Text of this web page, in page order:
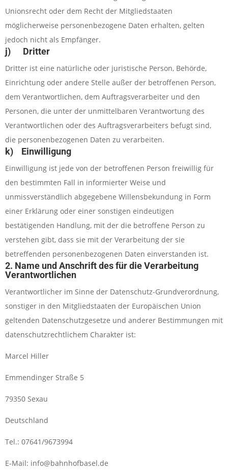
Unionsrecht oder dem Recht der Mitgliedstaaten
möglicherweise personenbezogene Daten erhalten, gelten
jedoch nicht als Empfänger.
j) Dritter
Dritter ist eine natürliche oder juristische Person, Behörde,
Einrichtung oder andere Stelle außer der betroffenen Person,
dem Verantwortlichen, dem Auftragsverarbeiter und den
Personen, die unter der unmittelbaren Verantwortung des
Verantwortlichen oder des Auftragsverarbeiters befugt sind,
die personenbezogenen Daten zu verarbeiten.
k) Einwilligung
Einwilligung ist jede von der betroffenen Person freiwillig für
den bestimmten Fall in informierter Weise und
unmissverständlich abgegebene Willensbekundung in Form
einer Erklärung oder einer sonstigen eindeutigen
bestätigenden Handlung, mit der die betroffene Person zu
verstehen gibt, dass sie mit der Verarbeitung der sie
betreffenden personenbezogenen Daten einverstanden ist.
2. Name und Anschrift des für die Verarbeitung
Verantwortlichen
Verantwortlicher im Sinne der Datenschutz-Grundverordnung,
sonstiger in den Mitgliedstaaten der Europäischen Union
geltenden Datenschutzgesetze und anderer Bestimmungen mit
datenschutzrechtlichem Charakter ist:
Marcel Hiller
Emmendinger Straße 5
79350 Sexau
Deutschland
Tel.: 07641/9673994
E-Mail: info@bahnhofbasel.de